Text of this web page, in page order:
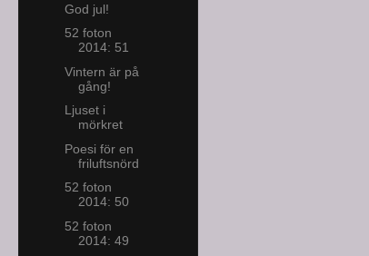
God jul!
52 foton
2014: 51
Vintern är på
gång!
Ljuset i
mörkret
Poesi för en
friluftsnörd
52 foton
2014: 50
52 foton
2014: 49